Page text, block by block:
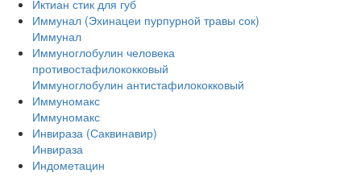
Иктиан стик для губ
Иммунал (Эхинацеи пурпурной травы сок)
Иммунал
Иммуноглобулин человека
противостафилококковый
Иммуноглобулин антистафилококковый
Иммуномакс
Иммуномакс
Инвираза (Саквинавир)
Инвираза
Индометацин